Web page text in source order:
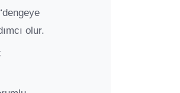
olur.